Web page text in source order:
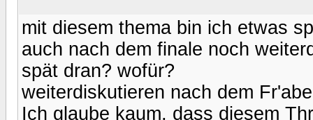
mit diesem thema bin ich etwas
auch nach dem finale noch
spät dran? wofür?
weiterdiskutieren nach dem
Ich glaube kaum, dass diesem